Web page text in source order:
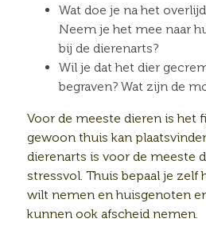
Wat doe je na het
Neem je het mee naar
bij de dierenarts?
Wil je dat het dier
begraven? Wat zijn de
Voor de meeste dieren is het
gewoon thuis kan
dierenarts is voor de meeste
stressvol. Thuis bepaal je zelf
wilt nemen en huisgenoten
kunnen ook afscheid nemen.